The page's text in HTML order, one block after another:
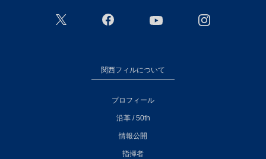
関西フィルについて
プロフィール
沿革 / 50th
情報公開
指揮者